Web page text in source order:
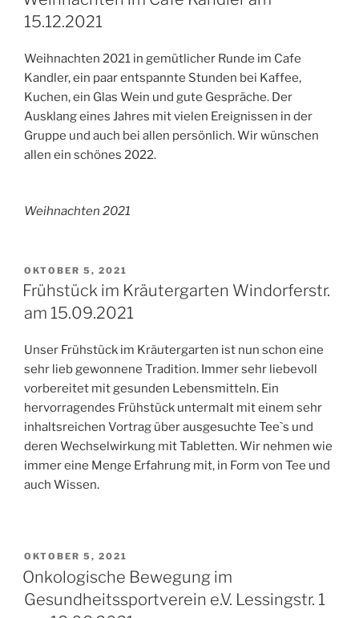
15.12.2021
Weihnachten 2021 in gemütlicher Runde im Cafe
Kandler, ein paar entspannte Stunden bei Kaffee,
Kuchen, ein Glas Wein und gute Gespräche. Der
Ausklang eines Jahres mit vielen Ereignissen in der
Gruppe und auch bei allen persönlich. Wir wünschen
allen ein schönes 2022.
Weihnachten 2021
VERÖFFENTLICHT
AM
OKTOBER 5, 2021
Frühstück im Kräutergarten Windorferstr.
am 15.09.2021
Unser Frühstück im Kräutergarten ist nun schon eine
sehr lieb gewonnene Tradition. Immer sehr liebevoll
vorbereitet mit gesunden Lebensmitteln. Ein
hervorragendes Frühstück untermalt mit einem sehr
inhaltsreichen Vortrag über ausgesuchte Tee`s und
deren Wechselwirkung mit Tabletten. Wir nehmen wie
immer eine Menge Erfahrung mit, in Form von Tee und
auch Wissen.
VERÖFFENTLICHT
AM
OKTOBER 5, 2021
Onkologische Bewegung im
Gesundheitssportverein e.V. Lessingstr. 1